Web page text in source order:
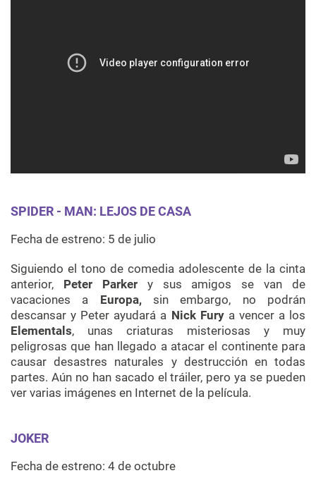
SPIDER - MAN: LEJOS DE CASA
Fecha de estreno: 5 de julio
Siguiendo el tono de comedia adolescente de la cinta
anterior, Peter Parkery sus amigos se van de
vacaciones a Europa,sin embargo, no podrán
descansar y Peter ayudará a Nick Furya vencer a los
Elementals, unas criaturas misteriosas y muy
peligrosas que han llegado a atacar el continente para
causar desastres naturales y destrucción en todas
partes. Aún no han sacado el tráiler, pero ya se pueden
ver varias imágenes en Internet de la película.
JOKER
Fecha de estreno: 4 de octubre